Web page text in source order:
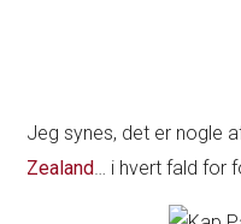
Jeg synes, det er nogle
Zealand… i hvert fald for